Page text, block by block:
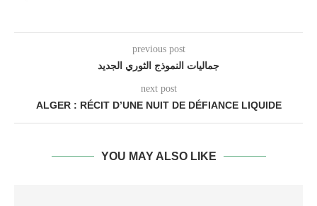
previous post
جماليات النموذج الثوري الجديد
next post
ALGER : RÉCIT D’UNE NUIT DE DÉFIANCE LIQUIDE
YOU MAY ALSO LIKE